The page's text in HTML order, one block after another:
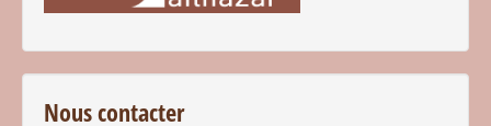
Nous contacter